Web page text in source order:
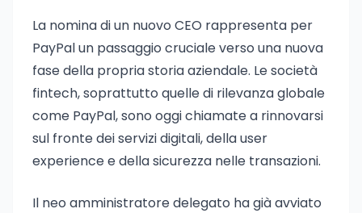
La nomina di un nuovo CEO rappresenta per
PayPal un passaggio cruciale verso una nuova
fase della propria storia aziendale. Le società
fintech, soprattutto quelle di rilevanza globale
come PayPal, sono oggi chiamate a rinnovarsi
sul fronte dei servizi digitali, della user
experience e della sicurezza nelle transazioni.
Il neo amministratore delegato ha già avviato